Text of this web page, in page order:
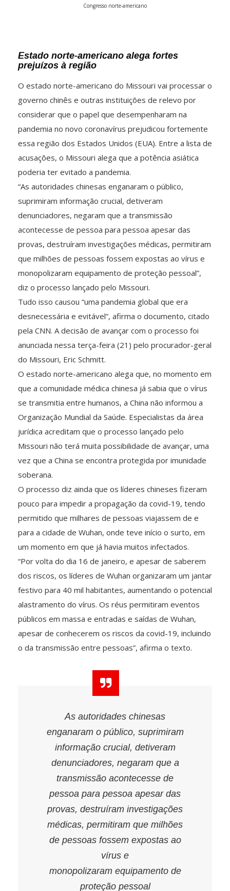
Congresso norte-americano
Estado norte-americano alega fortes
prejuízos à região
O estado norte-americano do Missouri vai processar o
governo chinês e outras instituições de relevo por
considerar que o papel que desempenharam na
pandemia no novo coronavírus prejudicou fortemente
essa região dos Estados Unidos (EUA). Entre a lista de
acusações, o Missouri alega que a potência asiática
poderia ter evitado a pandemia.
“As autoridades chinesas enganaram o público,
suprimiram informação crucial, detiveram
denunciadores, negaram que a transmissão
acontecesse de pessoa para pessoa apesar das
provas, destruíram investigações médicas, permitiram
que milhões de pessoas fossem expostas ao vírus e
monopolizaram equipamento de proteção pessoal”,
diz o processo lançado pelo Missouri.
Tudo isso causou “uma pandemia global que era
desnecessária e evitável”, afirma o documento, citado
pela CNN. A decisão de avançar com o processo foi
anunciada nessa terça-feira (21) pelo procurador-geral
do Missouri, Eric Schmitt.
O estado norte-americano alega que, no momento em
que a comunidade médica chinesa já sabia que o vírus
se transmitia entre humanos, a China não informou a
Organização Mundial da Saúde. Especialistas da área
jurídica acreditam que o processo lançado pelo
Missouri não terá muita possibilidade de avançar, uma
vez que a China se encontra protegida por imunidade
soberana.
O processo diz ainda que os líderes chineses fizeram
pouco para impedir a propagação da covid-19, tendo
permitido que milhares de pessoas viajassem de e
para a cidade de Wuhan, onde teve início o surto, em
um momento em que já havia muitos infectados.
“Por volta do dia 16 de janeiro, e apesar de saberem
dos riscos, os líderes de Wuhan organizaram um jantar
festivo para 40 mil habitantes, aumentando o potencial
alastramento do vírus. Os réus permitiram eventos
públicos em massa e entradas e saídas de Wuhan,
apesar de conhecerem os riscos da covid-19, incluindo
o da transmissão entre pessoas”, afirma o texto.
As autoridades chinesas
enganaram o público, suprimiram
informação crucial, detiveram
denunciadores, negaram que a
transmissão acontecesse de
pessoa para pessoa apesar das
provas, destruíram investigações
médicas, permitiram que milhões
de pessoas fossem expostas ao
vírus e
monopolizaram equipamento de
proteção pessoal